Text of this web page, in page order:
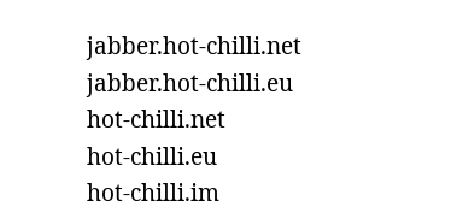
jabber.hot-chilli.net
jabber.hot-chilli.eu
hot-chilli.net
hot-chilli.eu
hot-chilli.im